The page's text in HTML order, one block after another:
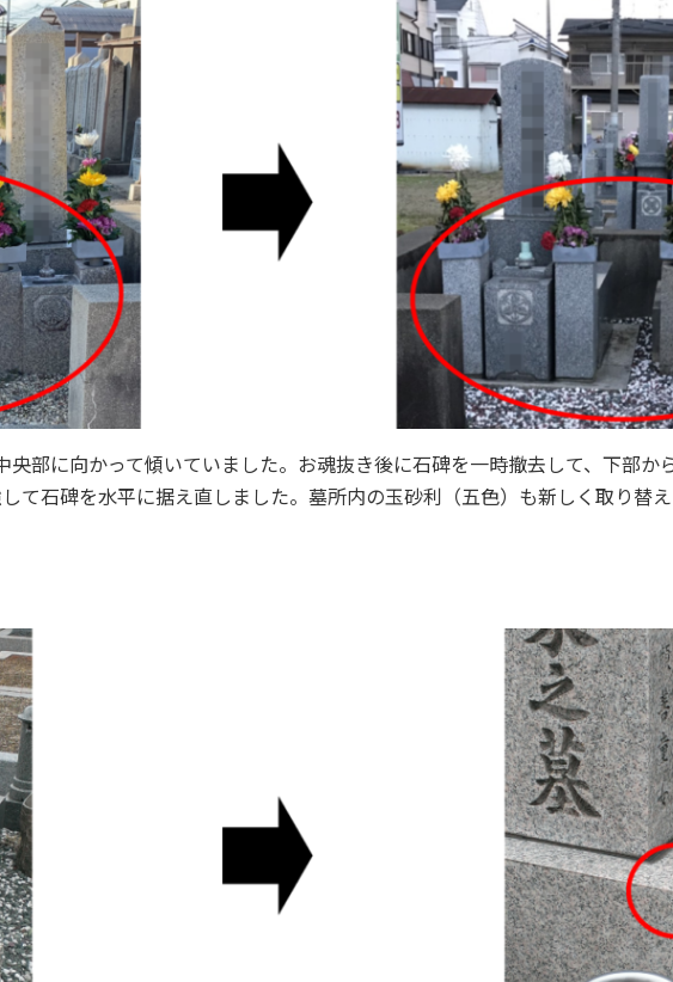
部に向かって傾いていました。お魂抜き後に石碑を一時撤去して、下部か
て石碑を水平に据え直しました。墓所内の玉砂利（五色）も新しく取り替え